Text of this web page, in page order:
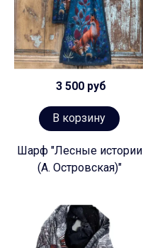
3 500 руб
В корзину
Шарф "Лесные истории
(А. Островская)"